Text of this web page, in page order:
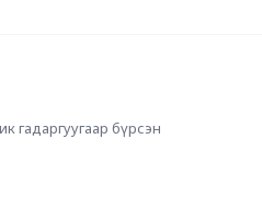
гадаргуугаар бүрсэн